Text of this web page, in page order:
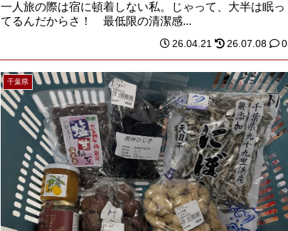
一人旅の際は宿に頓着しない私。じゃって、大半は眠っ
てるんだからさ！ 最低限の清潔感...
26.04.21 26.07.08 0
千葉県